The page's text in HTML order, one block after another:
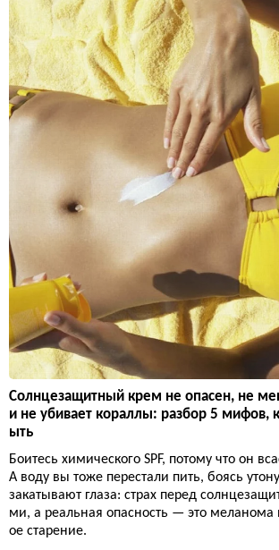
Солнцезащитный крем не опасен, не
и не убивает кораллы: разбор 5 мифов,
ыть
Боитесь химического SPF, потому что он
А воду вы тоже перестали пить, боясь
закатывают глаза: страх перед
ми, а реальная опасность — это
ое старение.